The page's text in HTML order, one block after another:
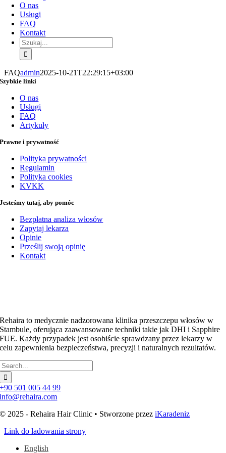
O nas
Usługi
FAQ
Kontakt
Szukaj:
FAQadmin2025-10-21T22:29:15+03:00
Szybkie linki
O nas
Usługi
FAQ
Artykuły
Prawne i prywatność
Polityka prywatności
Regulamin
Polityka cookies
KVKK
Jesteśmy tutaj, aby pomóc
Bezpłatna analiza włosów
Zapytaj lekarza
Opinie
Prześlij swoją opinię
Kontakt
Rehaira to medycznie nadzorowana klinika przeszczepu włosów w
Stambule, oferująca zaawansowane techniki takie jak DHI i Sapphire
FUE. Każdy przypadek jest osobiście sprawdzany przez lekarzy w
celu zapewnienia bezpieczeństwa, precyzji i naturalnych rezultatów.
+90 501 005 44 99
info@rehaira.com
© 2025 - Rehaira Hair Clinic • Stworzone przeziKaradeniz
Link do ładowania strony
English